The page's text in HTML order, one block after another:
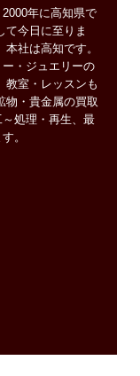
年に高知県で
て今日に至りま
社は高知です。
・ジュエリーの
教室・レッスンも
物・貴金属の買取
処理・再生、最
。